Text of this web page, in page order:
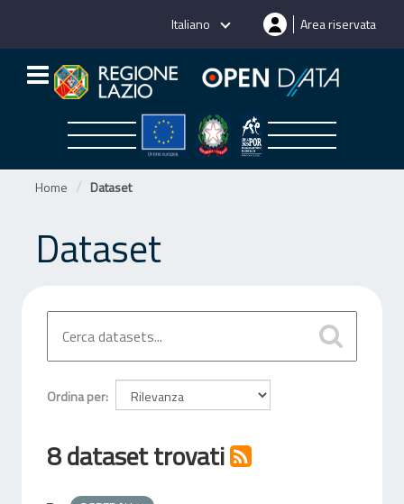
Italiano Area riservata
Home Dataset
Dataset
Ordina per
8 dataset trovati